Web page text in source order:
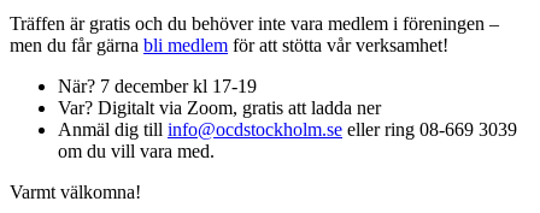
Träffen är gratis och du behöver inte vara medlem i föreningen –
men du får gärna bli medlem för att stötta vår verksamhet!
När? 7 december kl 17-19
Var? Digitalt via Zoom, gratis att ladda ner
Anmäl dig till info@ocdstockholm.se eller ring 08-669 3039
om du vill vara med.
Varmt välkomna!